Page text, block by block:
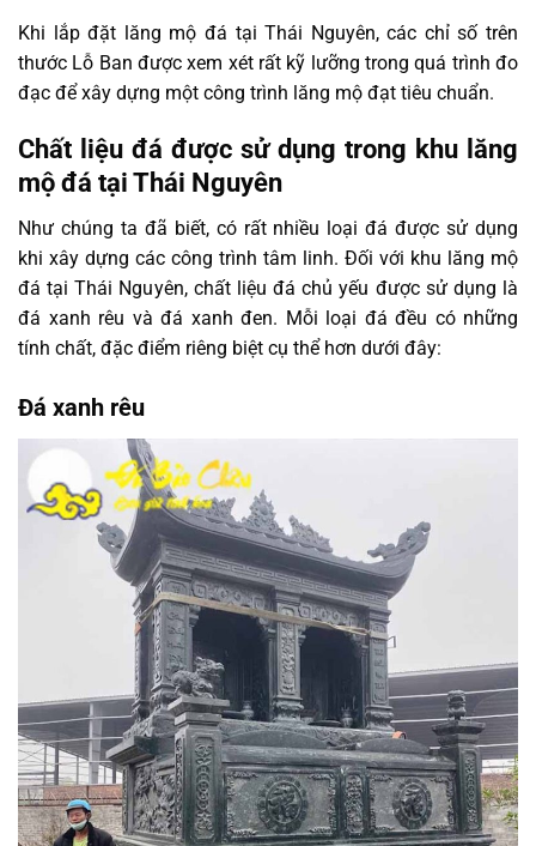
Khi lắp đặt lăng mộ đá tại Thái Nguyên, các chỉ số trên
thước Lỗ Ban được xem xét rất kỹ lưỡng trong quá trình đo
đạc để xây dựng một công trình lăng mộ đạt tiêu chuẩn.
Chất liệu đá được sử dụng trong khu lăng
mộ đá tại Thái Nguyên
Như chúng ta đã biết, có rất nhiều loại đá được sử dụng
khi xây dựng các công trình tâm linh. Đối với khu lăng mộ
đá tại Thái Nguyên, chất liệu đá chủ yếu được sử dụng là
đá xanh rêu và đá xanh đen. Mỗi loại đá đều có những
tính chất, đặc điểm riêng biệt cụ thể hơn dưới đây:
Đá xanh rêu